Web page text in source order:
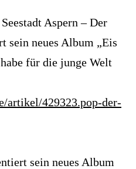
Aspern – Der
sein neues Album „Eis
für die junge Welt
artikel/429323.pop-der-
sein neues Album